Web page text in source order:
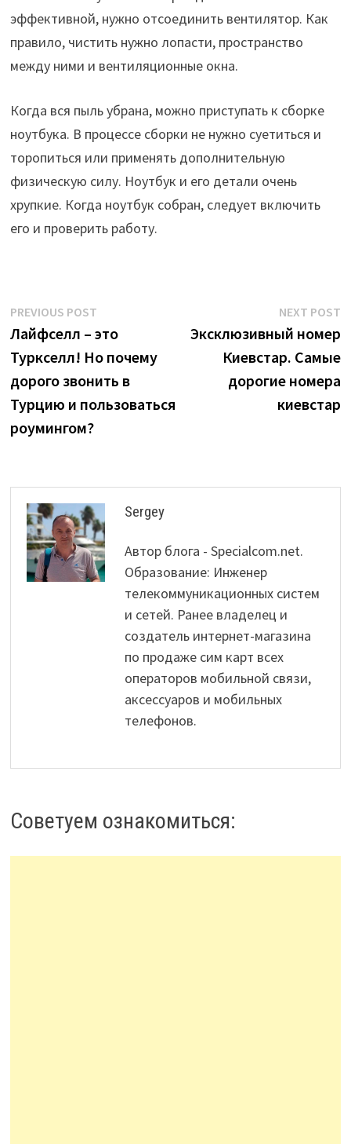
эффективной, нужно отсоединить вентилятор. Как
правило, чистить нужно лопасти, пространство
между ними и вентиляционные окна.
Когда вся пыль убрана, можно приступать к сборке
ноутбука. В процессе сборки не нужно суетиться и
торопиться или применять дополнительную
физическую силу. Ноутбук и его детали очень
хрупкие. Когда ноутбук собран, следует включить
его и проверить работу.
Post
navigation
PREVIOUS POSTPrevious
post:
Лайфселл – это
Туркселл! Но почему
дорого звонить в
Турцию и пользоваться
роумингом?
NEXT POST
Эксклюзивный номер
Киевстар. Самые
дорогие номера
киевстар
Sergey
Автор блога - Specialcom.net.
Образование: Инженер
телекоммуникационных систем
и сетей. Ранее владелец и
создатель интернет-магазина
по продаже сим карт всех
операторов мобильной связи,
аксессуаров и мобильных
телефонов.
Советуем ознакомиться: